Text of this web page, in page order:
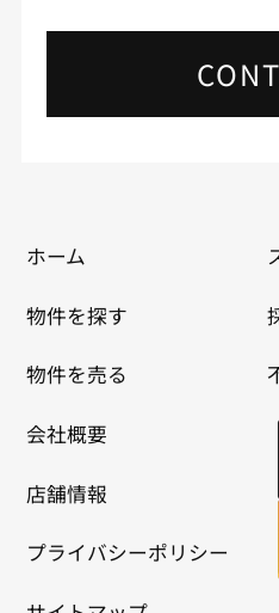
ホーム
物件を探す
物件を売る
会社概要
店舗情報
プライバシーポリシー